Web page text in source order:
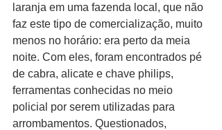
laranja em uma fazenda local, que não
faz este tipo de comercialização, muito
menos no horário: era perto da meia
noite. Com eles, foram encontrados pé
de cabra, alicate e chave philips,
ferramentas conhecidas no meio
policial por serem utilizadas para
arrombamentos. Questionados,